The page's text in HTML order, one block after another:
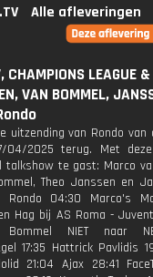
Alle afleveringen
CHAMPIONS LEAGUE
VAN BOMMEL,
uitzending van Rondo van
04/2025 terug. Met
talkshow te gast: Marco
Theo Janssen en
04:30 Marco's
Hag bij AS Roma -
NIET naar
17:35 Hattrick Pavlidis
21:04 Ajax 28:41